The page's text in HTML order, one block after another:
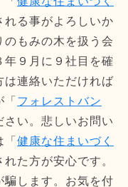
れる事がよろしいか
のもみの木を扱う会
９月に９社目を確
は連絡いただければ
フォレストバン
さい。悲しいお問い
健康な住まいづく
た方が安心です。
騙します。お気を付